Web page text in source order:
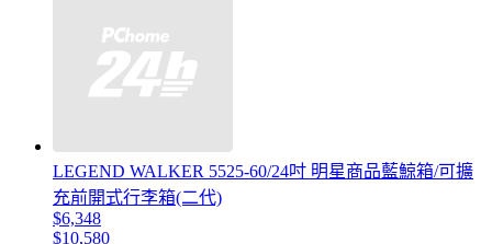
LEGEND WALKER 5525-60/24吋 明星商品藍鯨箱/可擴
充前開式行李箱(二代)
$6,348
$10,580